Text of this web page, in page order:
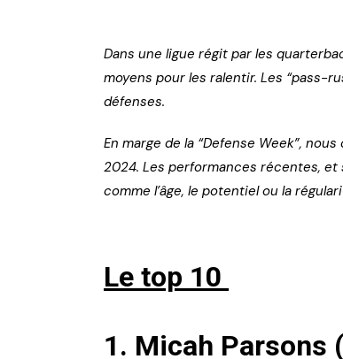
Dans une ligue régit par les
moyens pour les ralentir. Les “pass-
défenses.
En marge de la “Defense Week”,
2024. Les performances récentes,
comme l’âge, le potentiel ou la
Le top 10
1. Micah Parsons